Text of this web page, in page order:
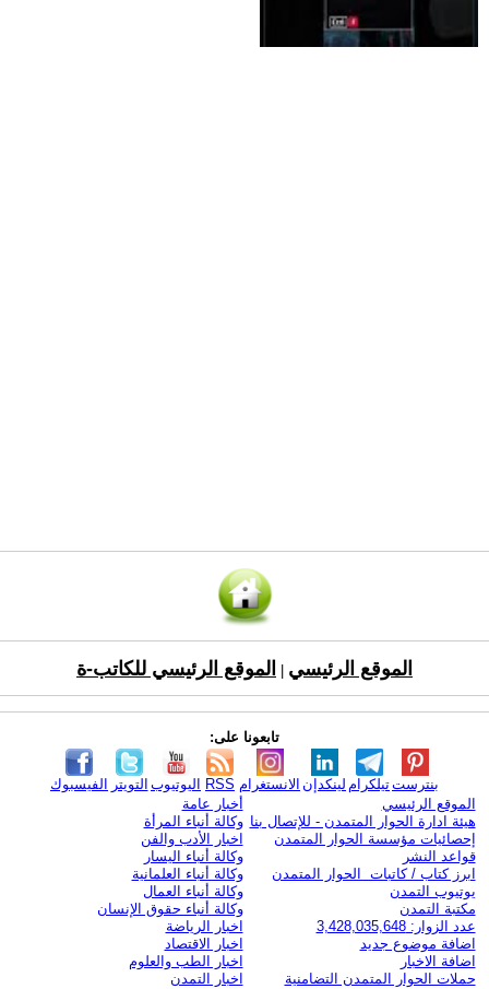
الموقع الرئيسي الموقع الرئيسي للكاتب-ة
تابعونا على:
الفيسبوك التويتر اليوتيوب RSS الانستغرام لينكدإن تيلكرامبنترست
الموقع الرئيسي
هيئة ادارة الحوار المتمدن - للإتصال بنا
إحصائيات مؤسسة الحوار المتمدن
قواعد النشر
ابرز كتاب / كاتبات الحوار المتمدن
يوتيوب التمدن
مكتبة التمدن
عدد الزوار: 3,428,035,648
اضافة موضوع جديد
اضافة الاخبار
حملات الحوار المتمدن التضامنية
أخبار عامة
وكالة أنباء المرأة
اخبار الأدب والفن
وكالة أنباء اليسار
وكالة أنباء العلمانية
وكالة أنباء العمال
وكالة أنباء حقوق الإنسان
اخبار الرياضة
اخبار الاقتصاد
اخبار الطب والعلوم
اخبار التمدن